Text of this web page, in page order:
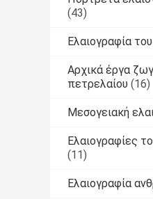
(43)
Ελαιογραφία
Αρχικά έργα
πετρελαίου (16)
Μεσογειακή
Ελαιογραφίες
(11)
Ελαιογραφία